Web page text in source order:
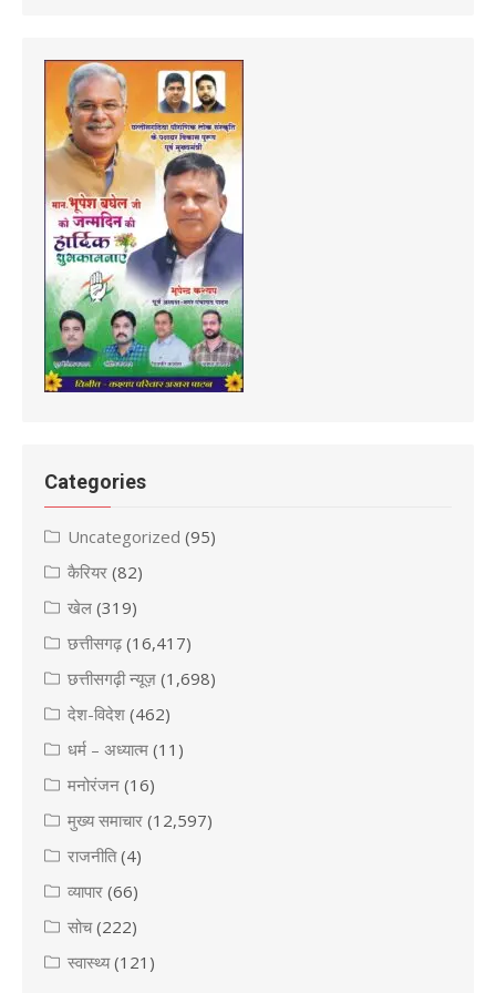
Categories
Uncategorized (95)
कैरियर (82)
खेल (319)
छत्तीसगढ़(16,417)
छत्तीसगढ़ी न्यूज़ (1,698)
देश-विदेश (462)
धर्म – अध्यात्म (11)
मनोरंजन (16)
मुख्य समाचार (12,597)
राजनीति(4)
व्यापार (66)
सोच(222)
स्वास्थ्य(121)